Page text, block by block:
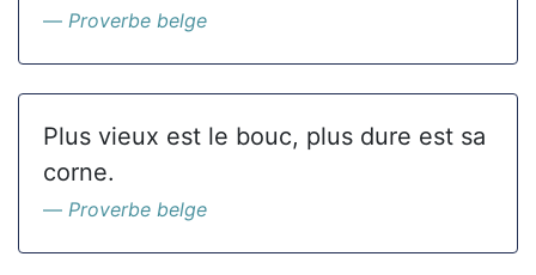
Proverbe belge
Plus vieux est le bouc, plus dure est sa
corne.
Proverbe belge